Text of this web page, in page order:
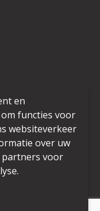
2025
en
functies voor
websiteverkeer
over uw
partners voor